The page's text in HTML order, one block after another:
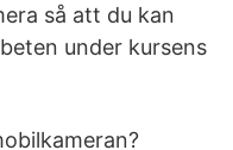
så att du kan
under kursens